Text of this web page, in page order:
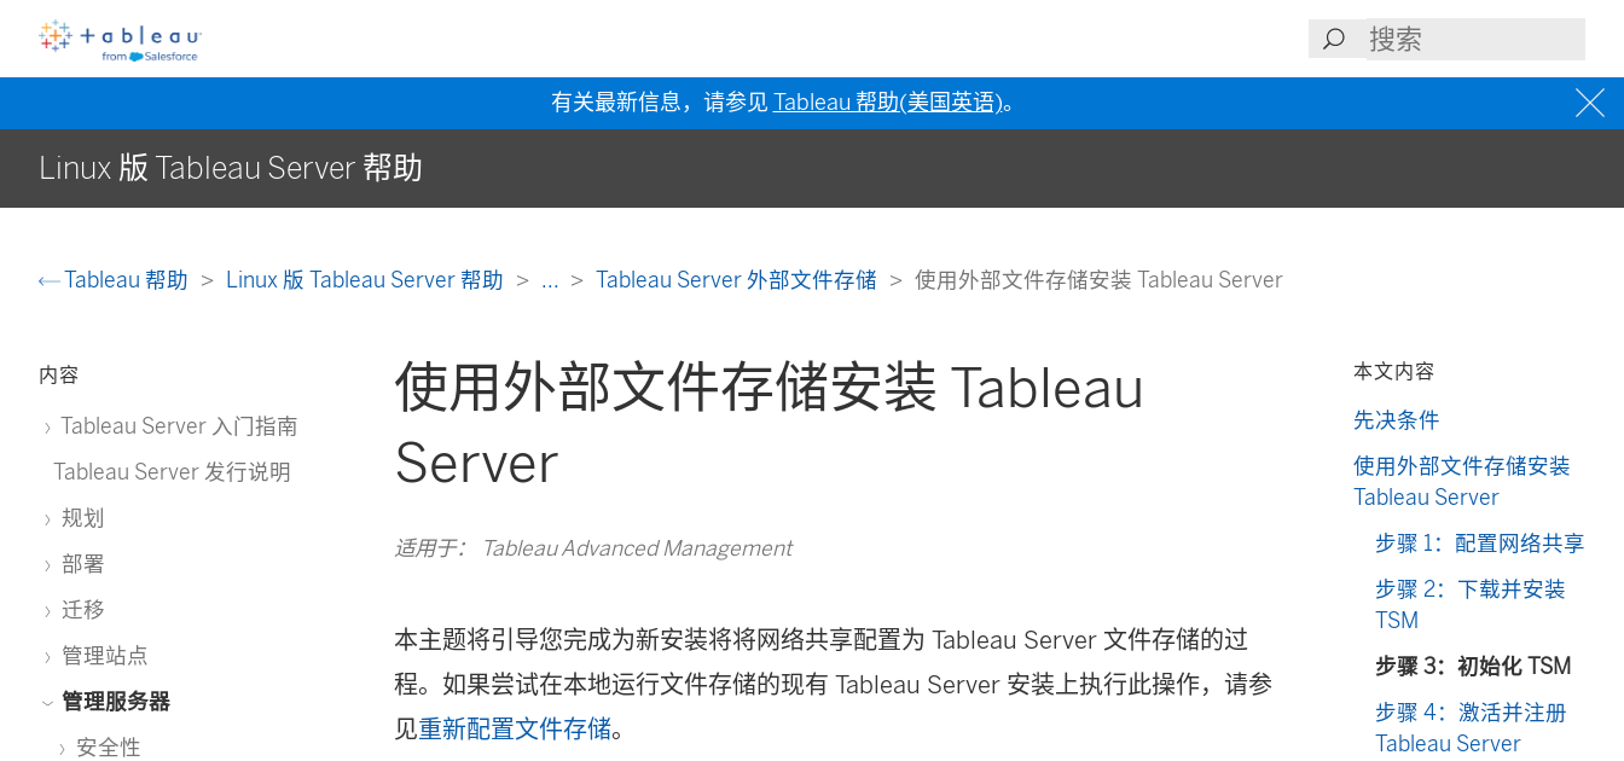
有关最新信息，请参见 Tableau 帮助(美国英语)。
Linux 版 Tableau Server 帮助
Tableau 帮助 Linux 版 Tableau Server 帮助 ... Tableau Server 外部文件存储 使用外部文件存储安装 Tableau Server
内容
Tableau Server 入门指南
Tableau Server 发行说明
规划
部署
迁移
管理站点
管理服务器
安全性
使用外部文件存储安装 Tableau
Server
适用于： Tableau Advanced Management
本主题将引导您完成为新安装将将网络共享配置为 Tableau Server 文件存储的过
程。如果尝试在本地运行文件存储的现有 Tableau Server 安装上执行此操作，请参
见重新配置文件存储。
本文内容
先决条件
使用外部文件存储安装
Tableau Server
步骤 1：配置网络共享
步骤 2：下载并安装
TSM
步骤 3：初始化 TSM
步骤 4：激活并注册
Tableau Server